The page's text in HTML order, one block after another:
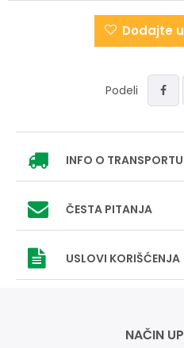
Dodajte
Podeli
INFO O TRANSPORTU
ČESTA PITANJA
USLOVI KORIŠĆENJA
NAČIN